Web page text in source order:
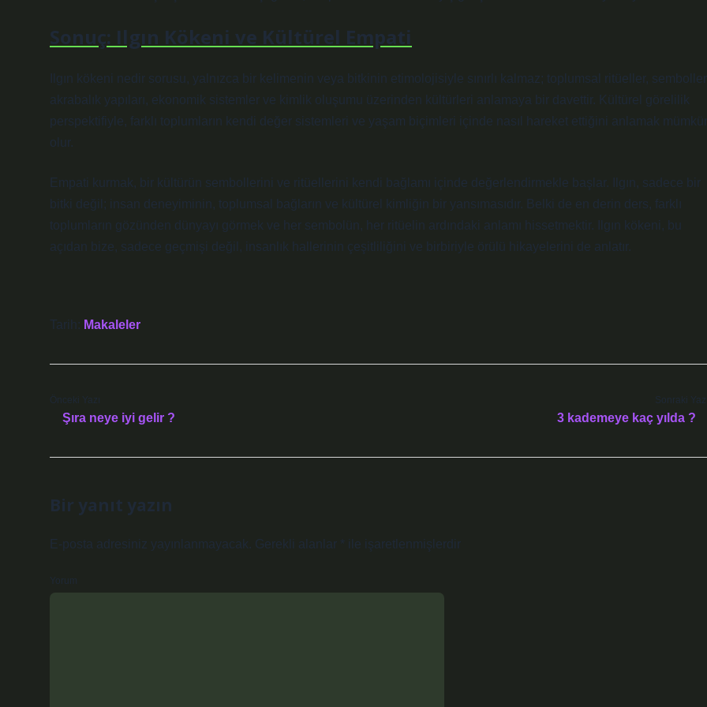
Sonuç: Ilgın Kökeni ve Kültürel Empati
Ilgın kökeni nedir sorusu, yalnızca bir kelimenin veya bitkinin etimolojisiyle sınırlı kalmaz; toplumsal ritüeller,
akrabalık yapıları, ekonomik sistemler ve kimlik oluşumu üzerinden kültürleri anlamaya bir davettir. Kültürel görelilik
perspektifiyle, farklı toplumların kendi değer sistemleri ve yaşam biçimleri içinde nasıl hareket ettiğini anlamak
olur.
Empati kurmak, bir kültürün sembollerini ve ritüellerini kendi bağlamı içinde değerlendirmekle başlar. Ilgın, sadece bir
bitki değil; insan deneyiminin, toplumsal bağların ve kültürel kimliğin bir yansımasıdır. Belki de en derin ders, farklı
toplumların gözünden dünyayı görmek ve her sembolün, her ritüelin ardındaki anlamı hissetmektir. Ilgın kökeni, bu
açıdan bize, sadece geçmişi değil, insanlık hallerinin çeşitliliğini ve birbiriyle örülü hikayelerini de anlatır.
Tarih: Makaleler
Önceki Yazı
Şıra neye iyi gelir ?
Sonraki
3 kademeye kaç yılda ?
Bir yanıt yazın
E-posta adresiniz yayınlanmayacak. Gerekli alanlar * ile işaretlenmişlerdir
Yorum